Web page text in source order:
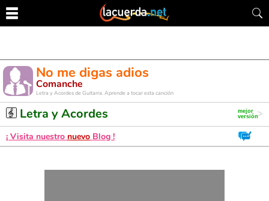
No me digas adios
Comanche
Letra y Acordes de Guitarra. Aprende a tocar esta canción
Letra y Acordes
¡ Visita nuestro nuevo Blog !